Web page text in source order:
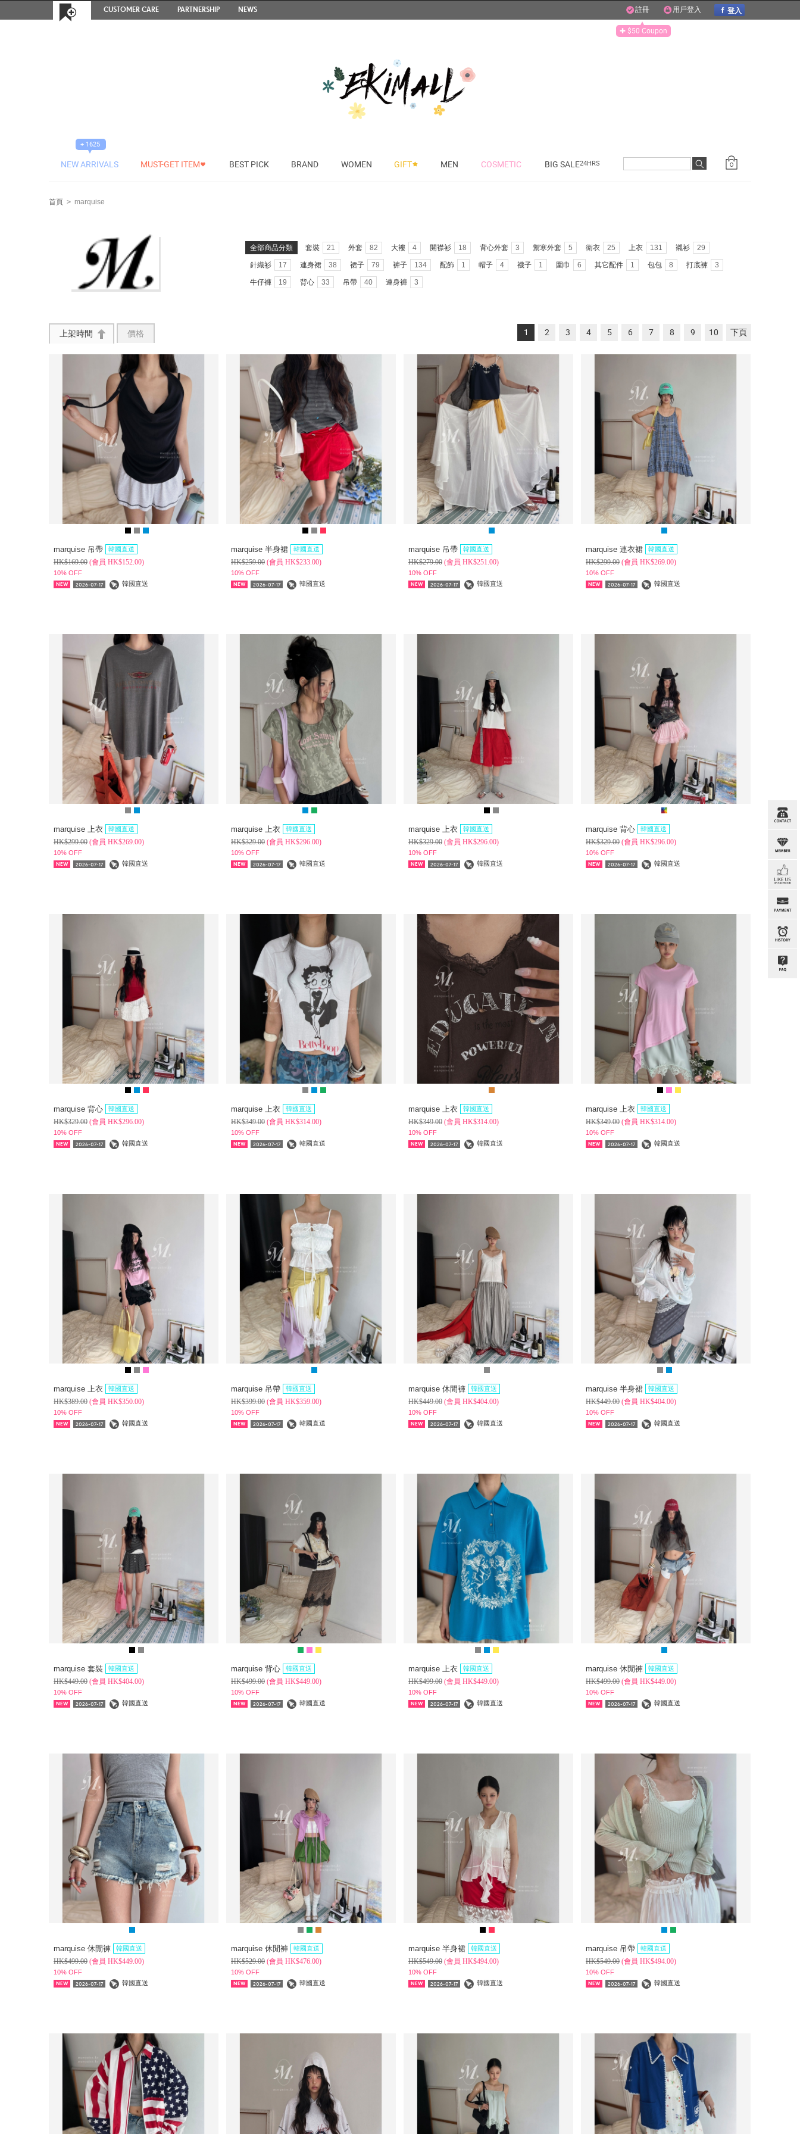
註冊
✚ $50 Coupon
用戶登入 登入
CUSTOMER CARE PARTNERSHIP NEWS
0
NEW ARRIVALS
+ 1625
MUST-GET ITEM # BEST PICK BRAND WOMEN GIFT* MEN COSMETIC BIG SALE24HRS
首頁 > marquise
全部商品分類 套裝 21 外套 82 大褸 4 開襟衫 18 背心外套 3 禦寒外套 5 衛衣 25 上衣 131 襯衫 29
針織衫 17 連身裙 38 裙子 79 褲子 134 配飾 1 帽子 4 襪子 1 圍巾 6 其它配件 1 包包 8 打底褲 3
牛仔褲 19 背心 33 吊帶 40 連身褲 3
上架時間 價格 1 2 3 4 5 6 7 8 9 10 下頁
marquise 吊帶 韓國直送
HK$169.00 (會員 HK$152.00)
10% OFF
NEW 2026-07-17 韓國直送
marquise 半身裙 韓國直送
HK$259.00 (會員 HK$233.00)
10% OFF
NEW 2026-07-17 韓國直送
marquise 吊帶 韓國直送
HK$279.00 (會員 HK$251.00)
10% OFF
NEW 2026-07-17 韓國直送
marquise 連衣裙 韓國直送
HK$299.00 (會員 HK$269.00)
10% OFF
NEW 2026-07-17 韓國直送
marquise 上衣 韓國直送
HK$299.00 (會員 HK$269.00)
10% OFF
NEW 2026-07-17 韓國直送
marquise 上衣 韓國直送
HK$329.00 (會員 HK$296.00)
10% OFF
NEW 2026-07-17 韓國直送
marquise 上衣 韓國直送
HK$329.00 (會員 HK$296.00)
10% OFF
NEW 2026-07-17 韓國直送
marquise 背心 韓國直送
HK$329.00 (會員 HK$296.00)
10% OFF
NEW 2026-07-17 韓國直送
marquise 背心 韓國直送
HK$329.00 (會員 HK$296.00)
10% OFF
NEW 2026-07-17 韓國直送
marquise 上衣 韓國直送
HK$349.00 (會員 HK$314.00)
10% OFF
NEW 2026-07-17 韓國直送
marquise 上衣 韓國直送
HK$349.00 (會員 HK$314.00)
10% OFF
NEW 2026-07-17 韓國直送
marquise 上衣 韓國直送
HK$349.00 (會員 HK$314.00)
10% OFF
NEW 2026-07-17 韓國直送
marquise 上衣 韓國直送
HK$389.00 (會員 HK$350.00)
10% OFF
NEW 2026-07-17 韓國直送
marquise 吊帶 韓國直送
HK$399.00 (會員 HK$359.00)
10% OFF
NEW 2026-07-17 韓國直送
marquise 休閒褲 韓國直送
HK$449.00 (會員 HK$404.00)
10% OFF
NEW 2026-07-17 韓國直送
marquise 半身裙 韓國直送
HK$449.00 (會員 HK$404.00)
10% OFF
NEW 2026-07-17 韓國直送
marquise 套裝 韓國直送
HK$449.00 (會員 HK$404.00)
10% OFF
NEW 2026-07-17 韓國直送
marquise 背心 韓國直送
HK$499.00 (會員 HK$449.00)
10% OFF
NEW 2026-07-17 韓國直送
marquise 上衣 韓國直送
HK$499.00 (會員 HK$449.00)
10% OFF
NEW 2026-07-17 韓國直送
marquise 休閒褲 韓國直送
HK$499.00 (會員 HK$449.00)
10% OFF
NEW 2026-07-17 韓國直送
marquise 休閒褲 韓國直送
HK$499.00 (會員 HK$449.00)
10% OFF
NEW 2026-07-17 韓國直送
marquise 休閒褲 韓國直送
HK$529.00 (會員 HK$476.00)
10% OFF
NEW 2026-07-17 韓國直送
marquise 半身裙 韓國直送
HK$549.00 (會員 HK$494.00)
10% OFF
NEW 2026-07-17 韓國直送
marquise 吊帶 韓國直送
HK$549.00 (會員 HK$494.00)
10% OFF
NEW 2026-07-17 韓國直送